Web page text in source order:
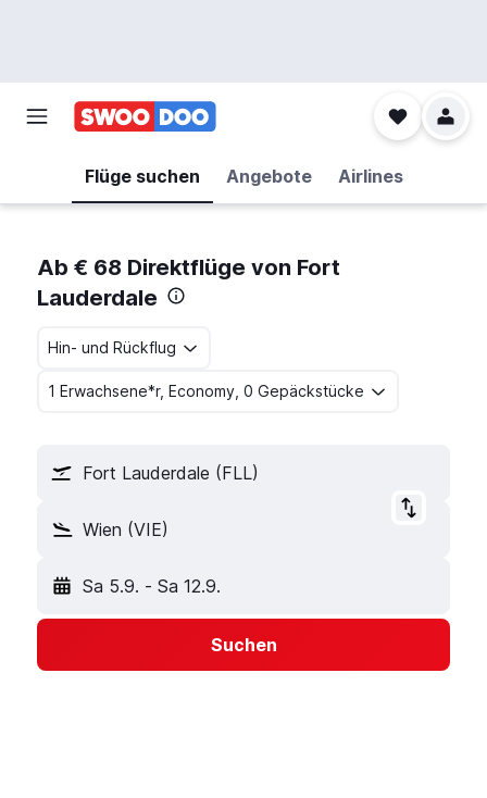
Flüge suchen Angebote Airlines
Ab € 68 Direktflüge von Fort
Lauderdale
Hin- und Rückflug
1 Erwachsene*r, Economy, 0 Gepäckstücke
Fort Lauderdale (FLL)
Wien (VIE)
Sa 5.9. - Sa 12.9.
Suchen